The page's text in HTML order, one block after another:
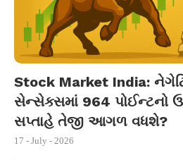
Stock Market India:
સેન્સેક્સમાં 964 પોઈન્ટનો
સપ્તાહે તેજી આગળ વધશે?
17 - July - 2026